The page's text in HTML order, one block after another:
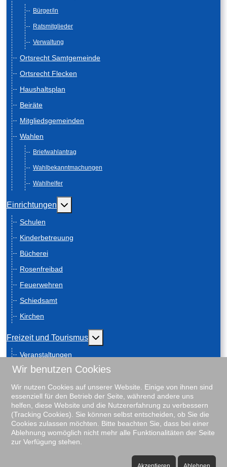
Bürger/in
Ratsmitglieder
Verwaltung
Ortsrecht Samtgemeinde
Ortsrecht Flecken
Haushaltsplan
Beiräte
Mitgliedsgemeinden
Wahlen
Briefwahlantrag
Wahlbekanntmachungen
Wahlhelfer
Einrichtungen Weitere Informationen: Einrichtungen
Schulen
Kinderbetreuung
Bücherei
Rosenfreibad
Feuerwehren
Schiedsamt
Kirchen
Freizeit und Tourismus Weitere Informationen: Freizeit und
Veranstaltungen
Anreise
Geschichte
Schiebenscheeten
Gästeführungen
Unterkunftsverzeichnis
Wir benutzen Cookies
Wir nutzen Cookies auf unserer Website. Einige von ihnen sind
essenziell für den Betrieb der Seite, während andere uns
helfen, diese Website und die Nutzererfahrung zu verbessern
(Tracking Cookies). Sie können selbst entscheiden, ob Sie die
Cookies zulassen möchten. Bitte beachten Sie, dass bei einer
Ablehnung womöglich nicht mehr alle Funktionalitäten der Seite
zur Verfügung stehen.